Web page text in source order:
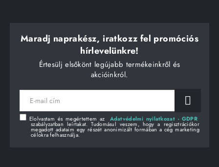
Maradj naprakész, iratkozz fel promóciós
hírlevelünkre!
Értesülj elsőkönt legújabb termékeinkről és
akcióinkról.
E-
mail
Elolvastam és megértettem az Adatvédelmi nyilatkozat - GDPR
szabályzatban leírtakat. Tudomásul veszem, hogy a regisztrációkor
megadott adataim egy részét anonimizált formában a cég marketing
célokra felhasználja.